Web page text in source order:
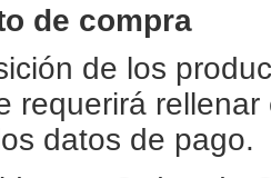
de compra
de los
requerirá
datos de pago.